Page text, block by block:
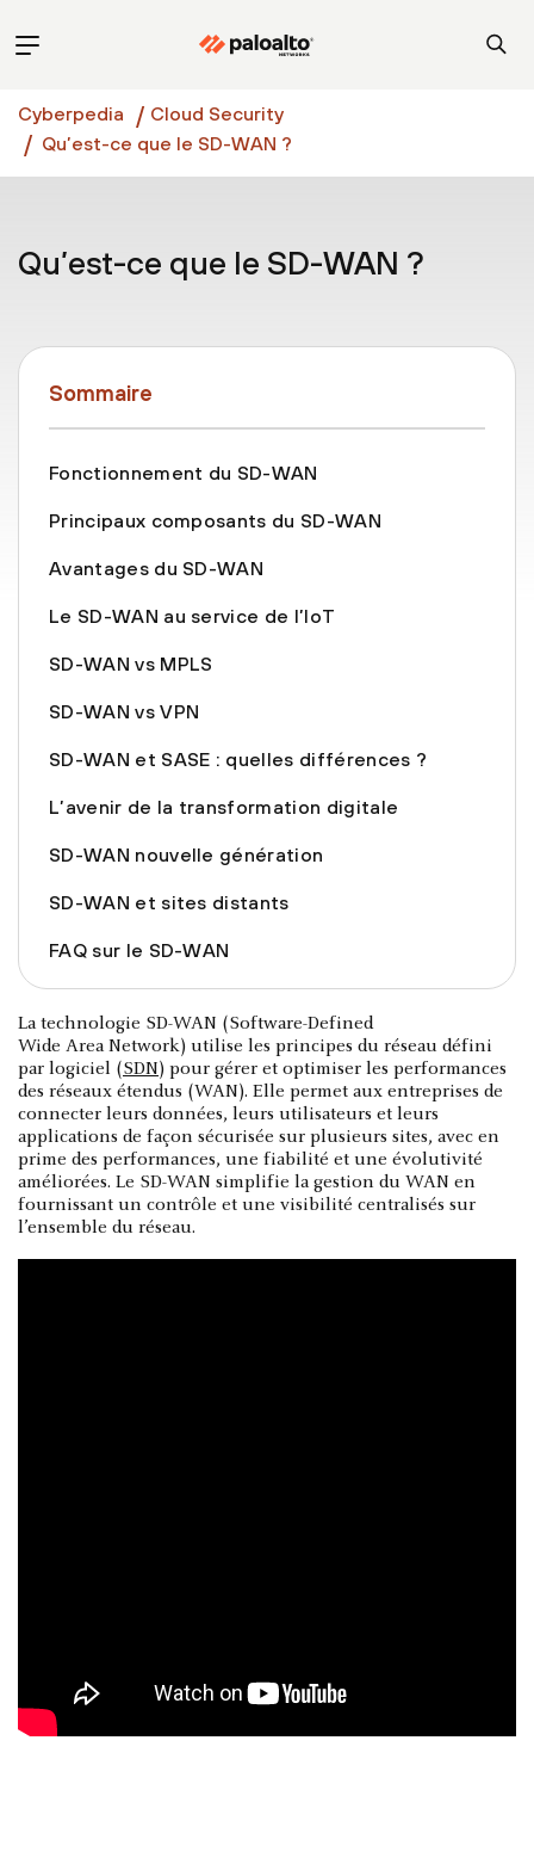
Cyberpedia
Cloud Security
Qu’est-ce que le SD-WAN ?
Qu’est-ce que le SD-WAN ?
Sommaire
Fonctionnement du SD-WAN
Principaux composants du SD-WAN
Avantages du SD-WAN
Le SD-WAN au service de l’IoT
SD-WAN vs MPLS
SD-WAN vs VPN
SD-WAN et SASE : quelles différences ?
L’avenir de la transformation digitale
SD-WAN nouvelle génération
SD-WAN et sites distants
FAQ sur le SD-WAN
La technologie SD-WAN (Software-Defined
Wide Area Network) utilise les principes du réseau défini
par logiciel (SDN) pour gérer et optimiser les performances
des réseaux étendus (WAN). Elle permet aux entreprises de
connecter leurs données, leurs utilisateurs et leurs
applications de façon sécurisée sur plusieurs sites, avec en
prime des performances, une fiabilité et une évolutivité
améliorées. Le SD-WAN simplifie la gestion du WAN en
fournissant un contrôle et une visibilité centralisés sur
l’ensemble du réseau.